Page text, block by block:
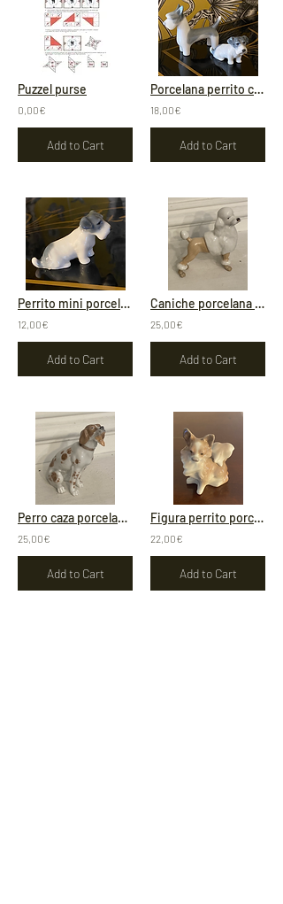
Puzzel purse
0,00€
Add to Cart
Porcelana perrito coleccionista
18,00€
Add to Cart
Perrito mini porcelana alemana
12,00€
Add to Cart
Caniche porcelana Gálvez
25,00€
Add to Cart
Perro caza porcelana Gálvez
25,00€
Add to Cart
Figura perrito porcelana
22,00€
Add to Cart